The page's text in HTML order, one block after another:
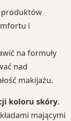
produktów
i
na formuły
nad
makijażu.
koloru skóry.
mającymi